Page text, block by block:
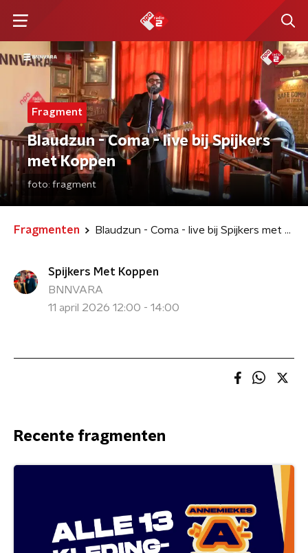
Fragment
Blaudzun - Coma - live bij Spijkers
met Koppen
foto: fragment
Fragmenten Blaudzun - Coma - live bij Spijkers met Koppen
Spijkers Met Koppen
BNNVARA
11 april 2026 12:00 - 14:00
Recente fragmenten